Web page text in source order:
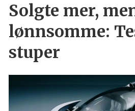
Solgte mer,
lønnsomme:
stuper